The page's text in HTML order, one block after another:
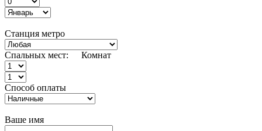
Станция метро
Спальных мест: Комнат
Способ оплаты
Ваше имя